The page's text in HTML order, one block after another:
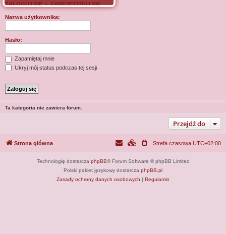
ZALOGUJ SIĘ•ZAREJESTRUJ SIĘ
Nazwa użytkownika:
Hasło:
Zapamiętaj mnie
Ukryj mój status podczas tej sesji
Ta kategoria nie zawiera forum.
Przejdź do
Strona główna Strefa czasowa UTC+02:00
Technologię dostarcza phpBB® Forum Software © phpBB Limited
Polski pakiet językowy dostarcza phpBB.pl
Zasady ochrony danych osobowych | Regulamin